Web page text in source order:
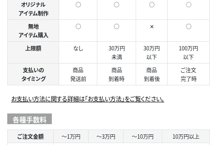
オリジナル
アイテム制作
○ ○ ○ ◯
無地
アイテム購入
○ ○ ✕ ○
上限額 なし
30万円
未満
30万円
以下
100万円
以下
支払いの
タイミング
商品
発送前
商品
到着時
商品
到着後
ご注文
完了時
お支払い方法に関する詳細は「お支払い方法」をご覧ください。
各種手数料
ご注文金額 ～1万円 ～3万円 ～10万円
10万円以上